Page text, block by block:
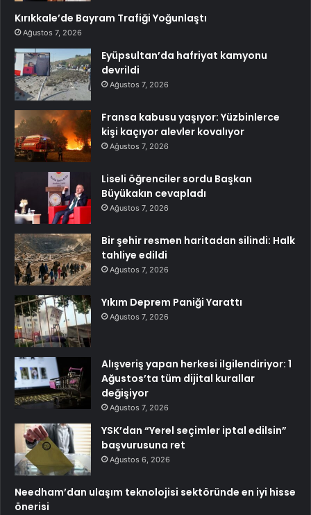
Kırıkkale’de Bayram Trafiği Yoğunlaştı
Ağustos 7, 2026
Eyüpsultan’da hafriyat kamyonu
devrildi
Ağustos 7, 2026
Fransa kabusu yaşıyor: Yüzbinlerce
kişi kaçıyor alevler kovalıyor
Ağustos 7, 2026
Liseli öğrenciler sordu Başkan
Büyükakın cevapladı
Ağustos 7, 2026
Bir şehir resmen haritadan silindi: Halk
tahliye edildi
Ağustos 7, 2026
Yıkım Deprem Paniği Yarattı
Ağustos 7, 2026
Alışveriş yapan herkesi ilgilendiriyor: 1
Ağustos’ta tüm dijital kurallar
değişiyor
Ağustos 7, 2026
YSK’dan “Yerel seçimler iptal edilsin”
başvurusuna ret
Ağustos 6, 2026
Needham’dan ulaşım teknolojisi sektöründe en iyi hisse
önerisi